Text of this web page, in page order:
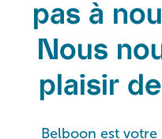
pas à
Nous
plaisir
Belboon est